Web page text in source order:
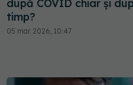
după COVID chiar și
timp?
05 mar 2026, 10:47